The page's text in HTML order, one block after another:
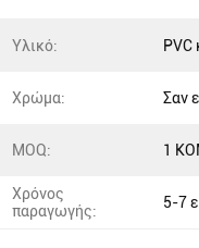
Υλικό: PVC
Χρώμα: Σαν
MOQ: 1
Χρόνος
παραγωγής:
5-7